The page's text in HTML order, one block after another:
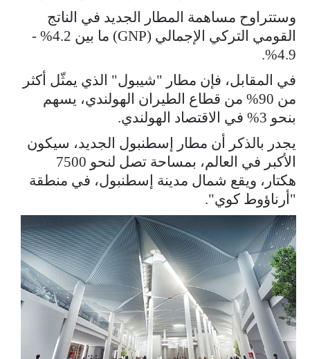
وستتراوح مساهمة المطار الجديد في الناتج
القومي التركي الإجمالي (GNP) ما بين 4.2% -
4.9%.
في المقابل، فإن مطار "شيبول" الذي يمثّل أكثر
من 90% من قطاع الطيران الهولندي، يسهم
بنحو 3% في الاقتصاد الهولندي.
يجدر بالذكر أن مطار إسطنبول الجديد، سيكون
الأكبر في العالم، بمساحة تصل لنحو 7500
هكتار، ويقع شمال مدينة إسطنبول، في منطقة
"أرناؤوط كوي".